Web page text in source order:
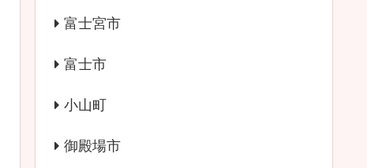
富士宮市
富士市
小山町
御殿場市